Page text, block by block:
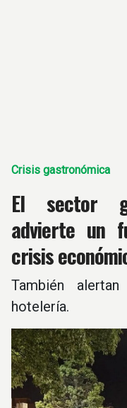
Crisis gastronómica
El sector
advierte un
crisis
También
hotelería.